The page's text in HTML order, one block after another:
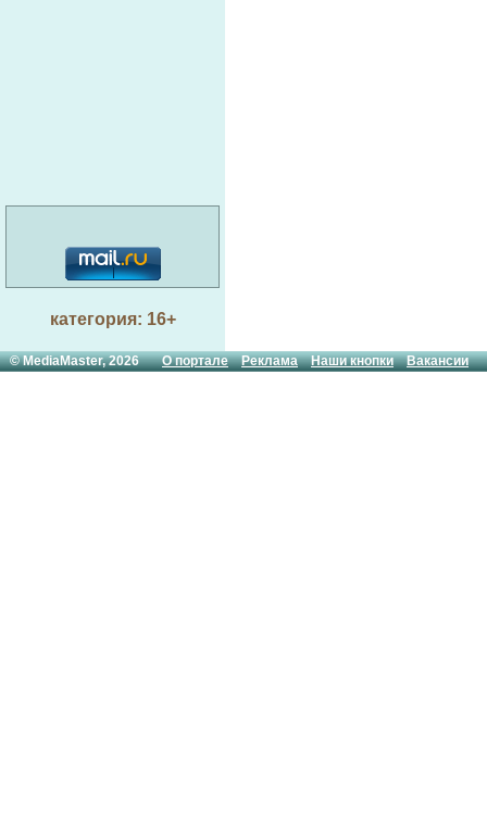
категория: 16+
© MediaMaster, 2026О портале Реклама Наши кнопки Вакансии